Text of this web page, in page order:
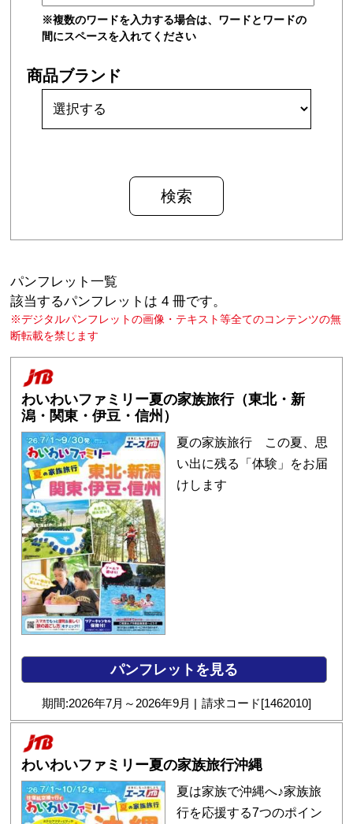
※複数のワードを入力する場合は、ワードとワードの
間にスペースを入れてください
商品ブランド
パンフレット一覧
該当するパンフレットは 4 冊です。
※デジタルパンフレットの画像・テキスト等全てのコンテンツの無
断転載を禁じます
わいわいファミリー夏の家族旅行（東北・新
潟・関東・伊豆・信州）
夏の家族旅行 この夏、思
い出に残る「体験」をお届
けします
パンフレットを見る
期間:2026年7月～ 2026年9月 請求コード[1462010]
わいわいファミリー夏の家族旅行沖縄
夏は家族で沖縄へ♪家族旅
行を応援する7つのポイン